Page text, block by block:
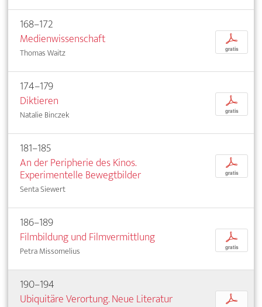
168–172
Medienwissenschaft
Thomas Waitz
p
gratis
174–179
Diktieren
Natalie Binczek
p
gratis
181–185
An der Peripherie des Kinos.
Experimentelle Bewegtbilder
Senta Siewert
p
gratis
186–189
Filmbildung und Filmvermittlung
Petra Missomelius
p
gratis
190–194
Ubiquitäre Verortung. Neue Literatur
p